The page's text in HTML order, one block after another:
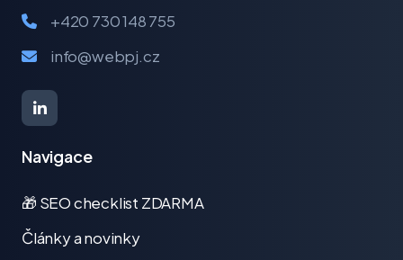
+420 730 148 755
info@webpj.cz
Navigace
🎁 SEO checklist ZDARMA
Články a novinky